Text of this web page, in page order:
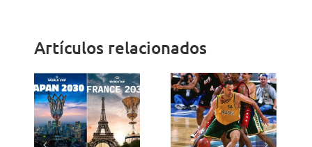
Artículos relacionados